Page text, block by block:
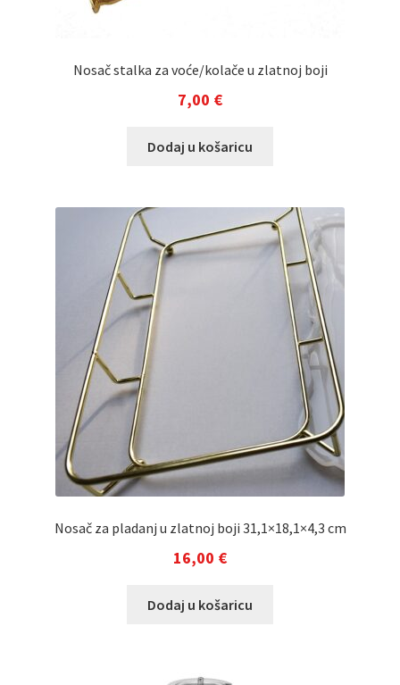
Nosač stalka za voće/kolače u zlatnoj boji
7,00 €
Dodaj u košaricu
Nosač za pladanj u zlatnoj boji 31,1×18,1×4,3 cm
16,00 €
Dodaj u košaricu